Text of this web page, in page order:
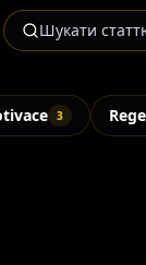
Шукати
3